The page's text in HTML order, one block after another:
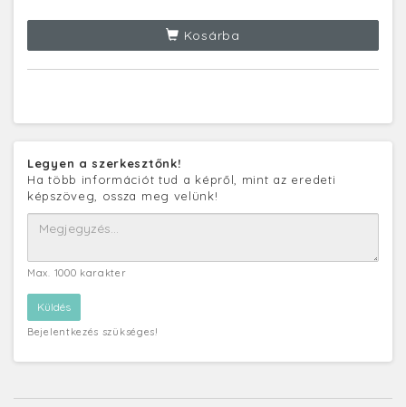
Kosárba
Legyen a szerkesztőnk!
Ha több információt tud a képről, mint az eredeti
képszöveg, ossza meg velünk!
Max. 1000 karakter
Bejelentkezés szükséges!